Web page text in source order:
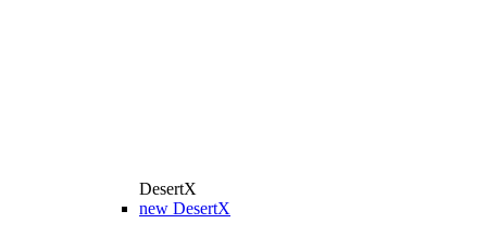
DesertX
new DesertX